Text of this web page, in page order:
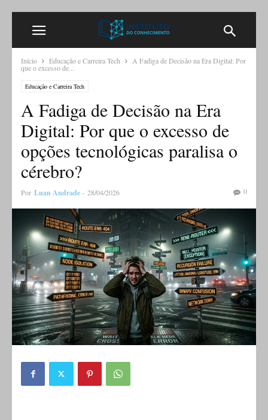
Início Educação e Carreira Tech A Fadiga de Decisão na Era Digital: Por
que o excesso de...
Educação e Carreira Tech
A Fadiga de Decisão na Era
Digital: Por que o excesso de
opções tecnológicas paralisa o
cérebro?
Por Luan Andrade- 28/04/2026 0